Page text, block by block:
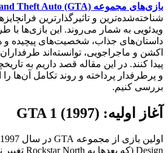
بازی‌های مجموعه Grand Theft Auto (GTA)
شناخته‌شده‌ترین و تاثیرگذارترین
ویدئویی به شمار می‌روند. این بازی‌ها با
داستان‌های جذاب، شخصیت‌های پیچیده و
اکشن و ماجراجویی، توانسته‌اند
پیدا کنند. در این مقاله قصد داریم به
و پرطرفدار پرداخته و روند تکامل آن‌ها را
بررسی کنیم.
آغاز اولیه: GTA 1 (1997)